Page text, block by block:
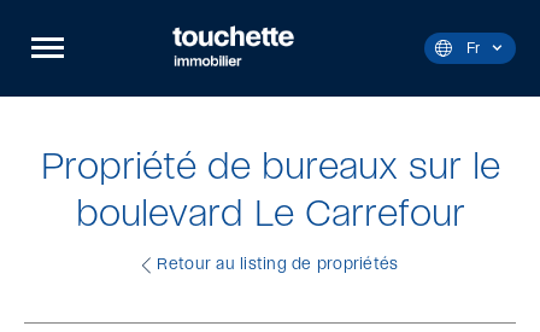
la
navigation
site
FrLangue
Actuelle
Français.
Propriété de bureaux sur le
boulevard Le Carrefour
Retour au listing de propriétés